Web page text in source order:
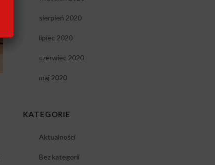
sierpień 2020
lipiec 2020
czerwiec 2020
maj 2020
KATEGORIE
Aktualności
Bez kategorii